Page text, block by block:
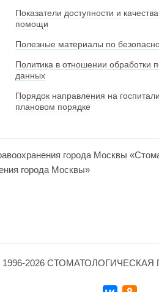
Показатели доступности и
помощи
Полезные материалы по
Политика в отношении обработки
данных
Порядок направления на
плановом порядке
города Москвы
города Москвы»
1996-2026